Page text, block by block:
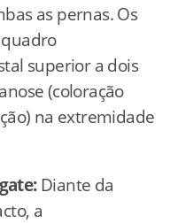
as pernas. Os
superior a dois
(coloração
na extremidade
Diante da
a